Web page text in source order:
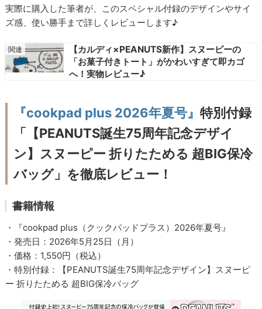
実際に購入した筆者が、このスペシャル付録のデザインやサイ
ズ感、使い勝手まで詳しくレビューします♪
【カルディ×PEANUTS新作】スヌーピーの
「お菓子付きトート」がかわいすぎて即カゴ
へ！実物レビュー♪
『cookpad plus 2026年夏号』特別付録
「【PEANUTS誕生75周年記念デザイ
ン】スヌーピー 折りたためる 超BIG保冷
バッグ」を徹底レビュー！
書籍情報
・『cookpad plus（クックパッドプラス）2026年夏号』
・発売日：2026年5月25日（月）
・価格：1,550円（税込）
・特別付録：【PEANUTS誕生75周年記念デザイン】スヌーピ
ー 折りたためる 超BIG保冷バッグ